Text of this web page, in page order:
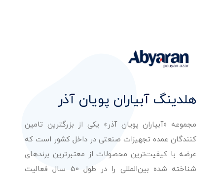
هلدینگ آبیاران پویان آذر
مجموعه «آبیاران پویان آذر» یکی از بزرگترین تامین
کنندگان عمده تجهیزات صنعتی در داخل کشور است که
عرضه با کیفیت‌ترین محصولات از معتبرترین برندهای
شناخته شده بین‌المللی را در طول 50 سال فعالیت